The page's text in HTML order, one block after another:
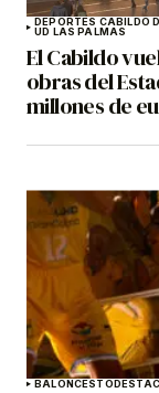
DEPORTES CABILDO
UD LAS PALMAS
El Cabildo
obras del
millones de
BALONCESTO